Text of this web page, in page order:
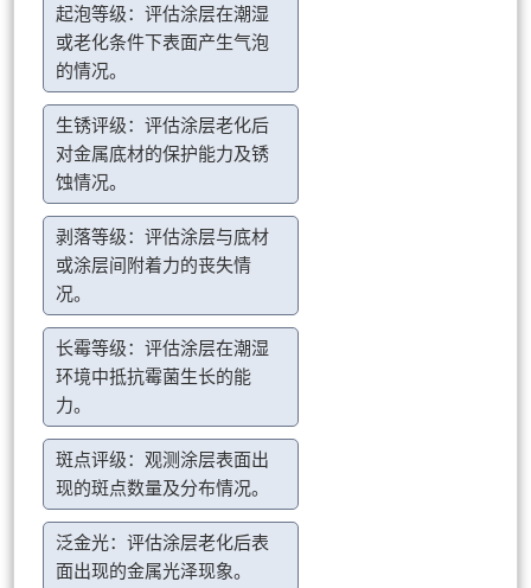
起泡等级：评估涂层在潮湿
或老化条件下表面产生气泡
的情况。
生锈评级：评估涂层老化后
对金属底材的保护能力及锈
蚀情况。
剥落等级：评估涂层与底材
或涂层间附着力的丧失情
况。
长霉等级：评估涂层在潮湿
环境中抵抗霉菌生长的能
力。
斑点评级：观测涂层表面出
现的斑点数量及分布情况。
泛金光：评估涂层老化后表
面出现的金属光泽现象。